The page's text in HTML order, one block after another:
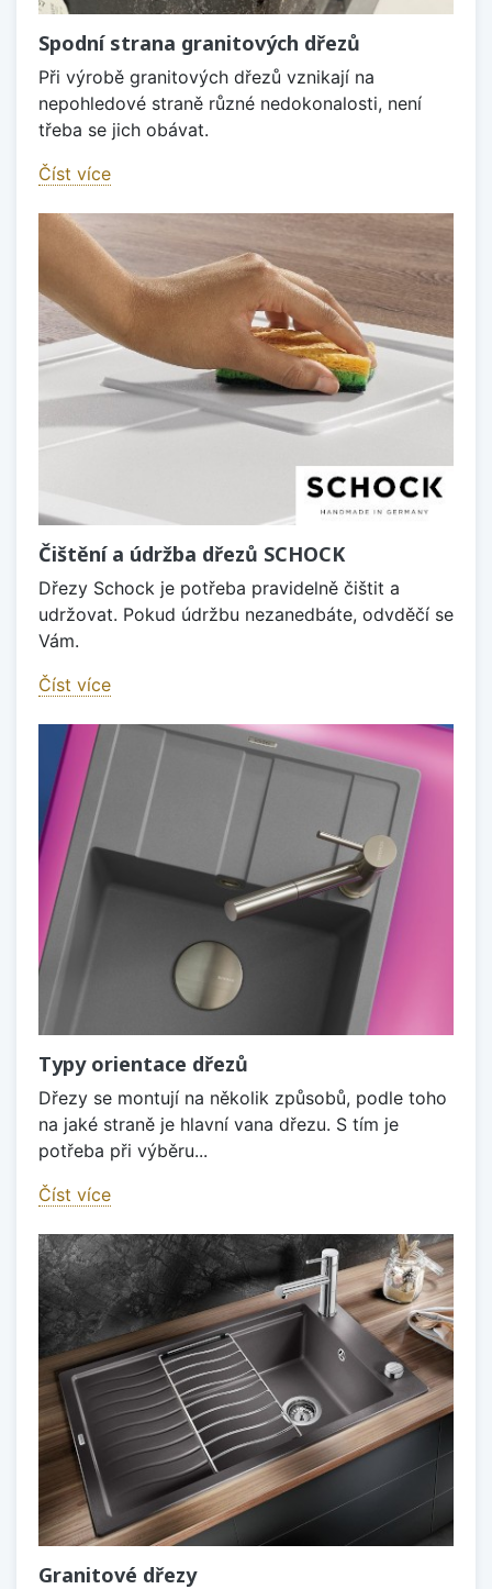
Spodní strana granitových dřezů
Při výrobě granitových dřezů vznikají na
nepohledové straně různé nedokonalosti, není
třeba se jich obávat.
Číst více
Čištění a údržba dřezů SCHOCK
Dřezy Schock je potřeba pravidelně čištit a
udržovat. Pokud údržbu nezanedbáte, odvděčí se
Vám.
Číst více
Typy orientace dřezů
Dřezy se montují na několik způsobů, podle toho
na jaké straně je hlavní vana dřezu. S tím je
potřeba při výběru...
Číst více
Granitové dřezy